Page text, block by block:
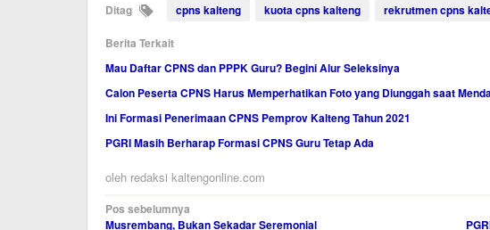
Ditag cpns kalteng kuota cpns kalteng rekrutmen cpns
Berita Terkait
Mau Daftar CPNS dan PPPK Guru? Begini Alur Seleksinya
Calon Peserta CPNS Harus Memperhatikan Foto yang Diunggah saat
Ini Formasi Penerimaan CPNS Pemprov Kalteng Tahun 2021
PGRI Masih Berharap Formasi CPNS Guru Tetap Ada
oleh redaksi kaltengonline.com
Navigasi
Pos sebelumnya
Musrembang, Bukan Sekadar Seremonial